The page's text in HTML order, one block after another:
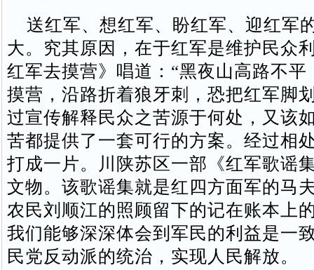
送红军、想红军、盼红军、迎红军
大。究其原因，在于红军是维护民众
红军去摸营》唱道：“黑夜山高路不平
摸营，沿路折着狼牙刺，恐把红军脚
过宣传解释民众之苦源于何处，又该
苦都提供了一套可行的方案。经过相
打成一片。川陕苏区一部《红军歌谣
文物。该歌谣集就是红四方面军的马
农民刘顺江的照顾留下的记在账本上
我们能够深深体会到军民的利益是一
民党反动派的统治，实现人民解放。